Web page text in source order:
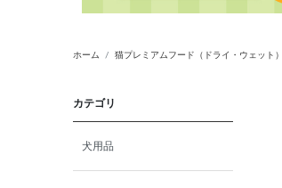
ホーム 猫プレミアムフード（ドライ・ウェット）
カテゴリ
犬用品